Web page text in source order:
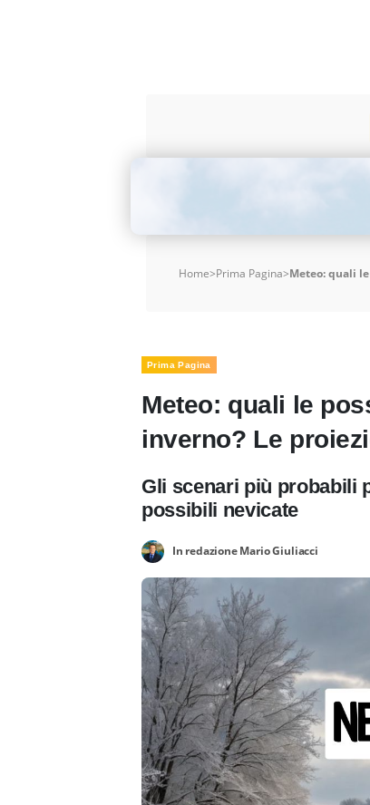
Home>Prima Pagina>Meteo: quali
Prima Pagina
Meteo: quali le
inverno? Le
Gli scenari più probabili
possibili nevicate
In redazione Mario Giuliacci